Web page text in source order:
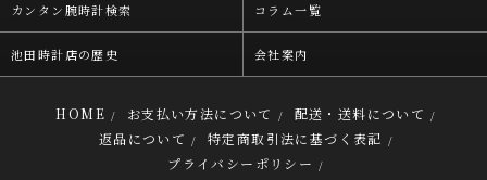
カンタン腕時計検索 コラム一覧
池田時計店の歴史 会社案内
HOME / お支払い方法について / 配送・送料について /
返品について / 特定商取引法に基づく表記 /
プライバシーポリシー /